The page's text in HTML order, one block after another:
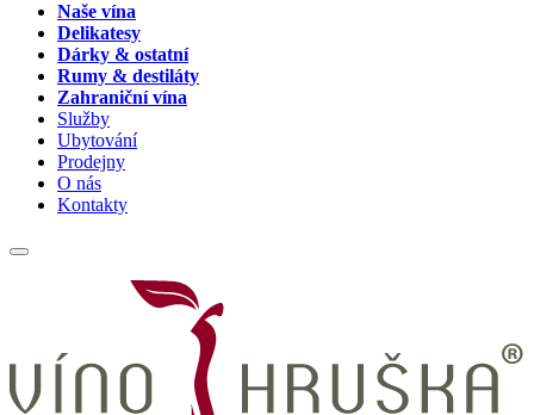
Naše vína
Delikatesy
Dárky & ostatní
Rumy & destiláty
Zahraniční vína
Služby
Ubytování
Prodejny
O nás
Kontakty